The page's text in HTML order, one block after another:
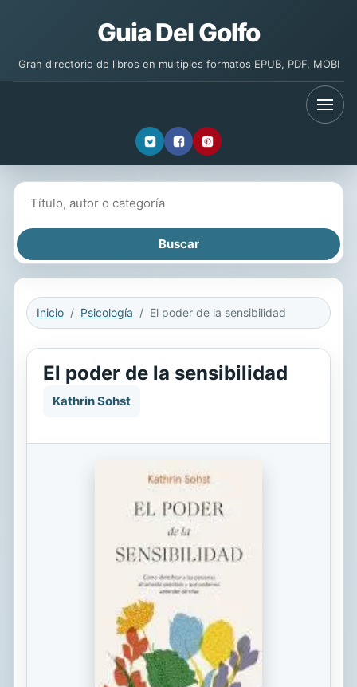
Guia Del Golfo
Gran directorio de libros en multiples formatos EPUB, PDF, MOBI
Inicio Psicología El poder de la sensibilidad
El poder de la sensibilidad
Kathrin Sohst